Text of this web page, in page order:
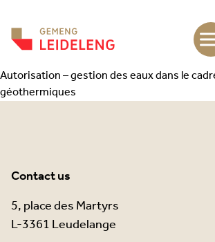
Autorisation – gestion des eaux dans le
géothermiques
Contact us
5, place des Martyrs
L-3361 Leudelange